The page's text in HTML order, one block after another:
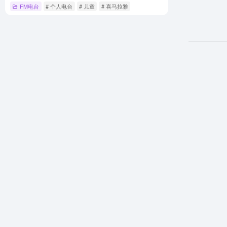
FM电台 # 个人电台 # 儿童 # 喜马拉雅